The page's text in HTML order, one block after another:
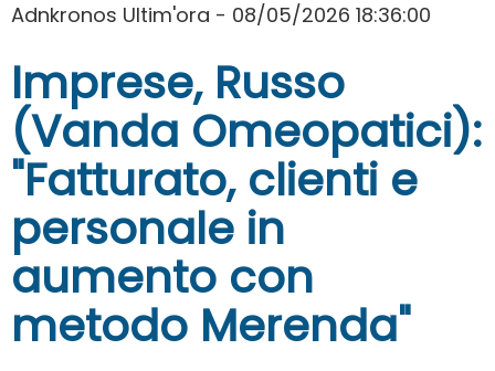
Adnkronos Ultim'ora - 08/05/2026 18:36:00
Imprese, Russo
(Vanda Omeopatici):
"Fatturato, clienti e
personale in
aumento con
metodo Merenda"